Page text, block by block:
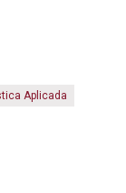
Aplicada